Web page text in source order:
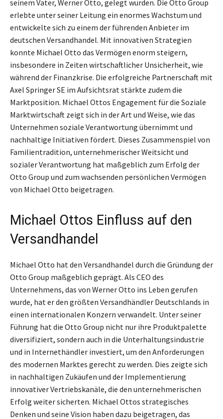
seinem Vater, Werner Otto, gelegt wurden. Die Otto Group
erlebte unter seiner Leitung ein enormes Wachstum und
entwickelte sich zu einem der führenden Anbieter im
deutschen Versandhandel. Mit innovativen Strategien
konnte Michael Otto das Vermögen enorm steigern,
insbesondere in Zeiten wirtschaftlicher Unsicherheit, wie
während der Finanzkrise. Die erfolgreiche Partnerschaft mit
Axel Springer SE im Aufsichtsrat stärkte zudem die
Marktposition. Michael Ottos Engagement für die Soziale
Marktwirtschaft zeigt sich in der Art und Weise, wie das
Unternehmen soziale Verantwortung übernimmt und
nachhaltige Initiativen fördert. Dieses Zusammenspiel von
Familientradition, unternehmerischer Weitsicht und
sozialer Verantwortung hat maßgeblich zum Erfolg der
Otto Group und zum wachsenden persönlichen Vermögen
von Michael Otto beigetragen.
Michael Ottos Einfluss auf den
Versandhandel
Michael Otto hat den Versandhandel durch die Gründung der
Otto Group maßgeblich geprägt. Als CEO des
Unternehmens, das von Werner Otto ins Leben gerufen
wurde, hat er den größten Versandhändler Deutschlands in
einen internationalen Konzern verwandelt. Unter seiner
Führung hat die Otto Group nicht nur ihre Produktpalette
diversifiziert, sondern auch in die Unterhaltungsindustrie
und in Internethändler investiert, um den Anforderungen
des modernen Marktes gerecht zu werden. Dies zeigte sich
in nachhaltigen Zukäufen und der Implementierung
innovativer Vertriebskanäle, die den unternehmerischen
Erfolg weiter sicherten. Michael Ottos strategisches
Denken und seine Vision haben dazu beigetragen, das